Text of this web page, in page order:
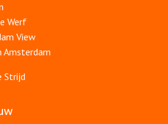
Werf
View
Amsterdam
Strijd